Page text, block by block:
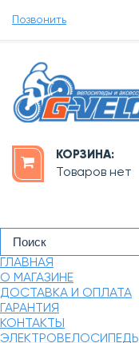
Позвонить
КОРЗИНА:
Товаров нет
ГЛАВНАЯ
О МАГАЗИНЕ
ДОСТАВКА И ОПЛАТА
ГАРАНТИЯ
КОНТАКТЫ
ЭЛЕКТРОВЕЛОСИПЕДЫ